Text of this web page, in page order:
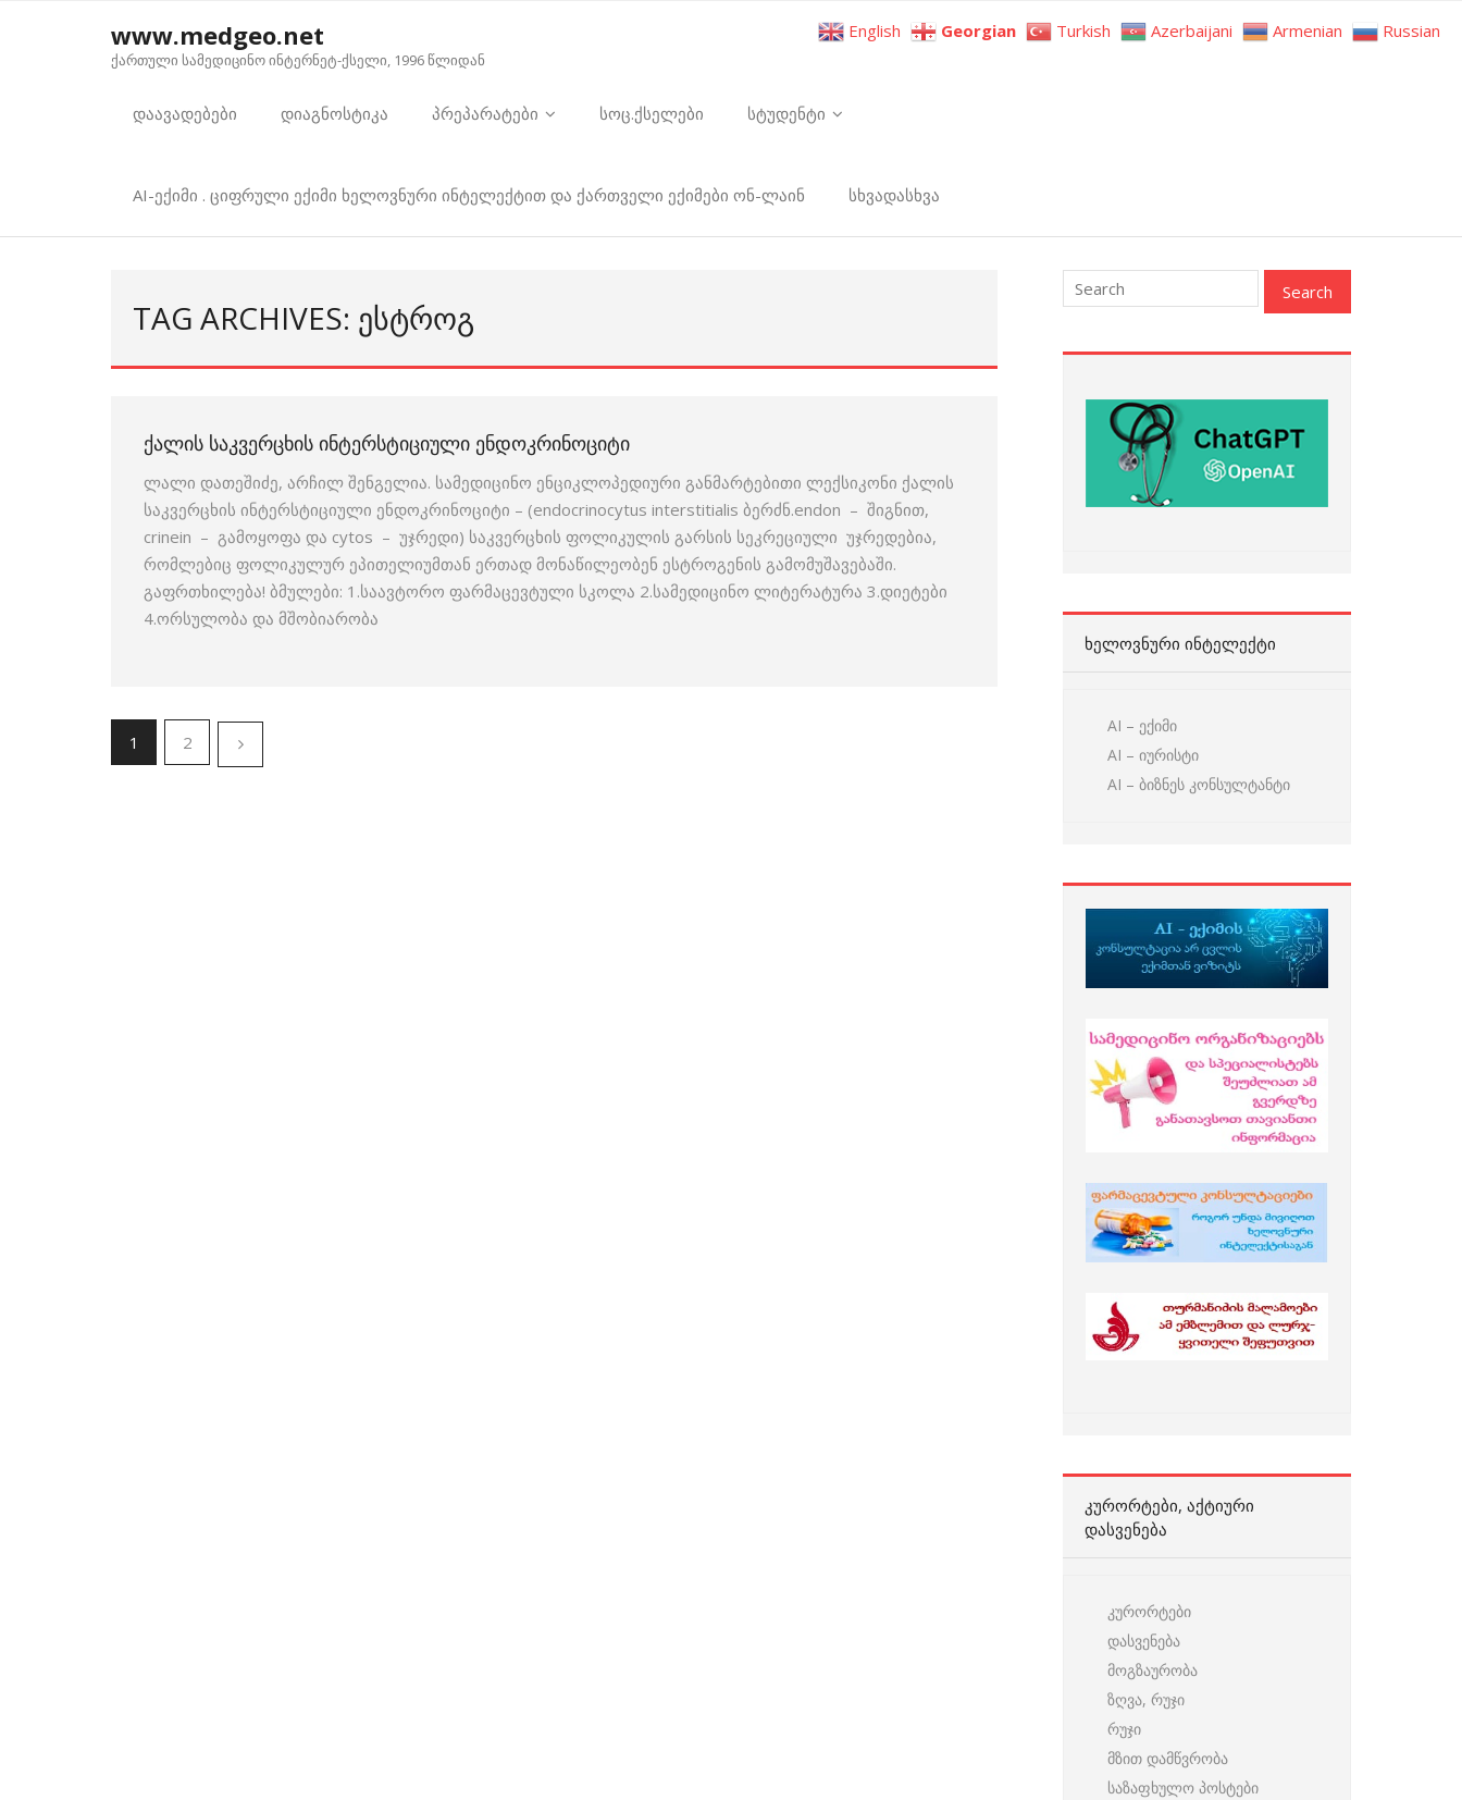
www.medgeo.net
ქართული სამედიცინო ინტერნეტ-ქსელი, 1996 წლიდან
დაავადებები დიაგნოსტიკა პრეპარატები სოც.ქსელები სტუდენტი
AI-ექიმი . ციფრული ექიმი ხელოვნური ინტელექტით და ქართველი ექიმები ონ-ლაინ სხვადასხვა
TAG ARCHIVES: ᲔᲡᲢᲠᲝᲒ
ᲥᲐᲚᲘᲡ ᲡᲐᲙᲕᲔᲠᲪᲮᲘᲡ ᲘᲜᲢᲔᲠᲡᲢᲘᲪᲘᲣᲚᲘ ᲔᲜᲓᲝᲙᲠᲘᲜᲝᲪᲘᲢᲘ
ლალი დათეშიძე, არჩილ შენგელია. სამედიცინო ენციკლოპედიური განმარტებითი ლექსიკონი ქალის
საკვერცხის ინტერსტიციული ენდოკრინოციტი – (endocrinocytus interstitialis ბერძნ.endon – შიგნით,
crinein – გამოყოფა და cytos – უჯრედი) საკვერცხის ფოლიკულის გარსის სეკრეციული უჯრედებია,
რომლებიც ფოლიკულურ ეპითელიუმთან ერთად მონაწილეობენ ესტროგენის გამომუშავებაში.
გაფრთხილება! ბმულები: 1.საავტორო ფარმაცევტული სკოლა 2.სამედიცინო ლიტერატურა 3.დიეტები
4.ორსულობა და მშობიარობა
1 2
ᲮᲔᲚᲝᲕᲜᲣᲠᲘ ᲘᲜᲢᲔᲚᲔᲥᲢᲘ
AI – ექიმი
AI – იურისტი
AI – ბიზნეს კონსულტანტი
ᲙᲣᲠᲝᲠᲢᲔᲑᲘ, ᲐᲥᲢᲘᲣᲠᲘ
ᲓᲐᲡᲕᲔᲜᲔᲑᲐ
კურორტები
დასვენება
მოგზაურობა
ზღვა, რუჯი
რუჯი
მზით დამწვრობა
საზაფხულო პოსტები
English Georgian Turkish Azerbaijani Armenian Russian